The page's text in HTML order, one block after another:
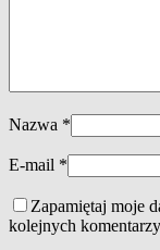
Nazwa *
E-mail *
Zapamiętaj moje
kolejnych